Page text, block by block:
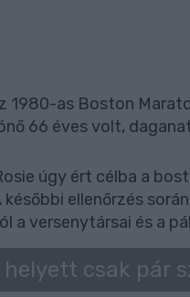
1980-as Boston
66 éves volt,
úgy ért célba a
ellenőrzés
a versenytársai és a
helyett csak pár